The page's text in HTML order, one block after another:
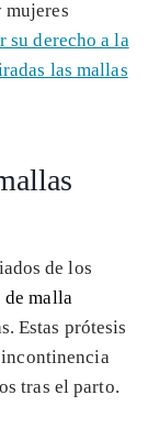
mujeres
su derecho a la
las mallas
de los
malla
Estas prótesis
tras el parto.